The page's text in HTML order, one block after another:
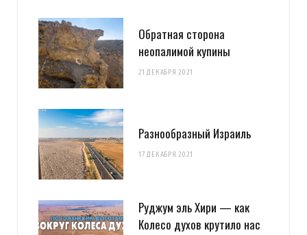
Обратная сторона
неопалимой купины
21 ДЕКАБРЯ 2021
Разнообразный Израиль
17 ДЕКАБРЯ 2021
Руджум эль Хири — как
Колесо духов крутило нас